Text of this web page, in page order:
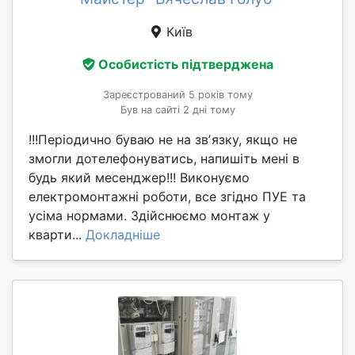
Київ
Особистість підтверджена
Зареєстрований 5 років тому
Був на сайті 2 дні тому
!!!Періодично буваю не на звʼязку, якщо не
змогли дотелефонуватись, напишіть мені в
будь який месенджер!!! Виконуємо
електромонтажні роботи, все згідно ПУЕ та
усіма нормами. Здійснюємо монтаж у
кварти... Докладніше